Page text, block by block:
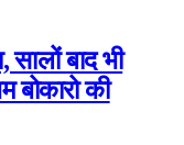
बाद भी
बोकारो की